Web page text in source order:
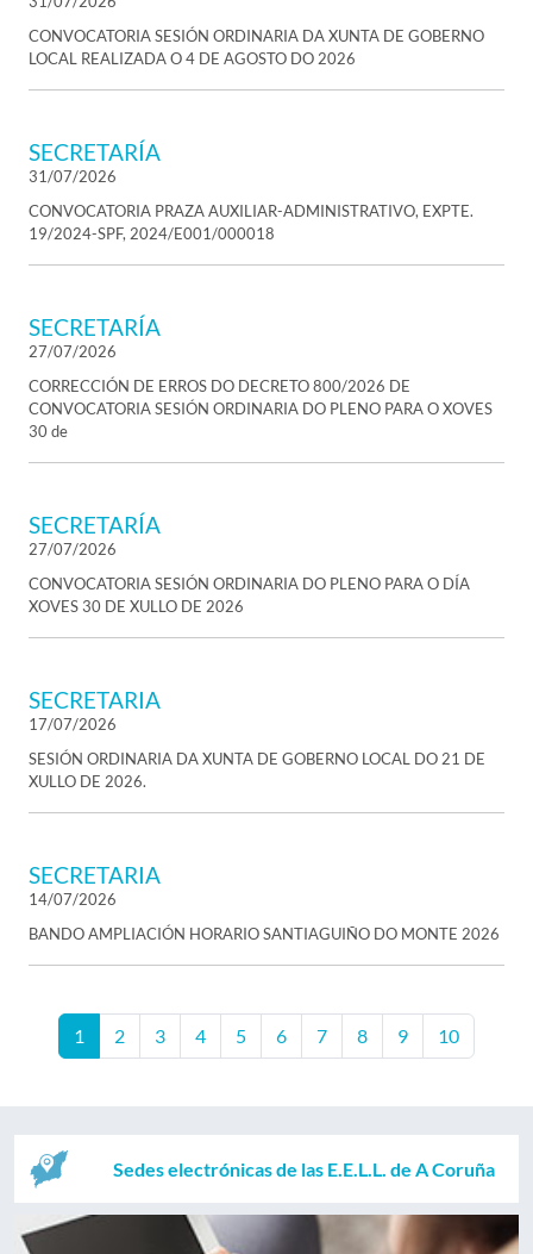
CONVOCATORIA SESIÓN ORDINARIA DA XUNTA DE GOBERNO
LOCAL REALIZADA O 4 DE AGOSTO DO 2026
SECRETARÍA
31/07/2026
CONVOCATORIA PRAZA AUXILIAR-ADMINISTRATIVO, EXPTE.
19/2024-SPF, 2024/E001/000018
SECRETARÍA
27/07/2026
CORRECCIÓN DE ERROS DO DECRETO 800/2026 DE
CONVOCATORIA SESIÓN ORDINARIA DO PLENO PARA O XOVES
30 de
SECRETARÍA
27/07/2026
CONVOCATORIA SESIÓN ORDINARIA DO PLENO PARA O DÍA
XOVES 30 DE XULLO DE 2026
SECRETARIA
17/07/2026
SESIÓN ORDINARIA DA XUNTA DE GOBERNO LOCAL DO 21 DE
XULLO DE 2026.
SECRETARIA
14/07/2026
BANDO AMPLIACIÓN HORARIO SANTIAGUIÑO DO MONTE 2026
1 2 3 4 5 6 7 8 9 10
Sedes electrónicas de las E.E.L.L. de A Coruña